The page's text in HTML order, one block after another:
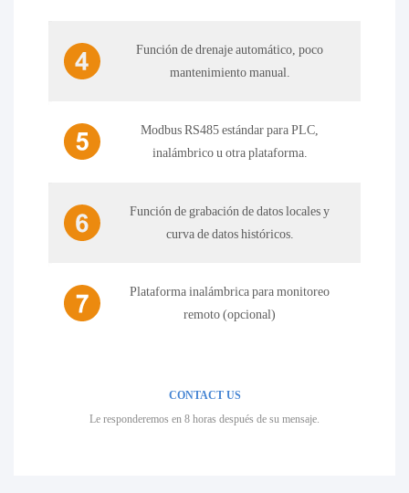
Función de drenaje automático, poco
mantenimiento manual.
Modbus RS485 estándar para PLC,
inalámbrico u otra plataforma.
Función de grabación de datos locales y
curva de datos históricos.
Plataforma inalámbrica para monitoreo
remoto (opcional)
CONTACT US
Le responderemos en 8 horas después de su mensaje.